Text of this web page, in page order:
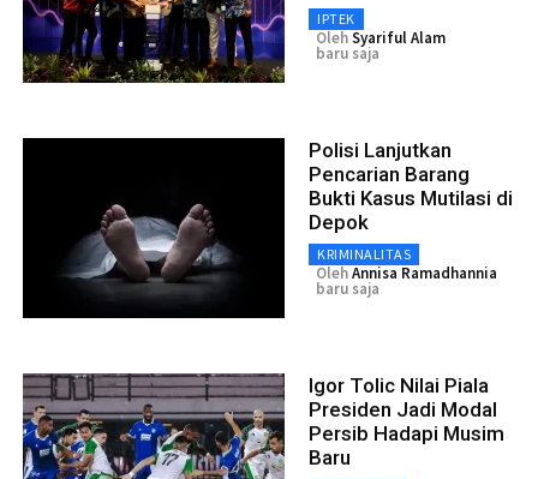
IPTEK
OlehSyariful Alam
baru saja
Polisi Lanjutkan
Pencarian Barang
Bukti Kasus Mutilasi di
Depok
KRIMINALITAS
OlehAnnisa Ramadhannia
baru saja
Igor Tolic Nilai Piala
Presiden Jadi Modal
Persib Hadapi Musim
Baru